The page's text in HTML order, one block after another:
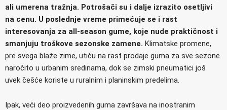
ali umerena tražnja. Potrošači su i dalje izrazito osetljivi
na cenu. U poslednje vreme primećuje se i rast
interesovanja za all-season gume, koje nude praktičnost i
smanjuju troškove sezonske zamene. Klimatske promene,
pre svega blaže zime, utiču na rast prodaje guma za sve sezone
naročito u urbanim sredinama, dok se zimski pneumatici još
uvek češće koriste u ruralnim i planinskim predelima.
Ipak, veći deo proizvedenih guma završava na inostranim